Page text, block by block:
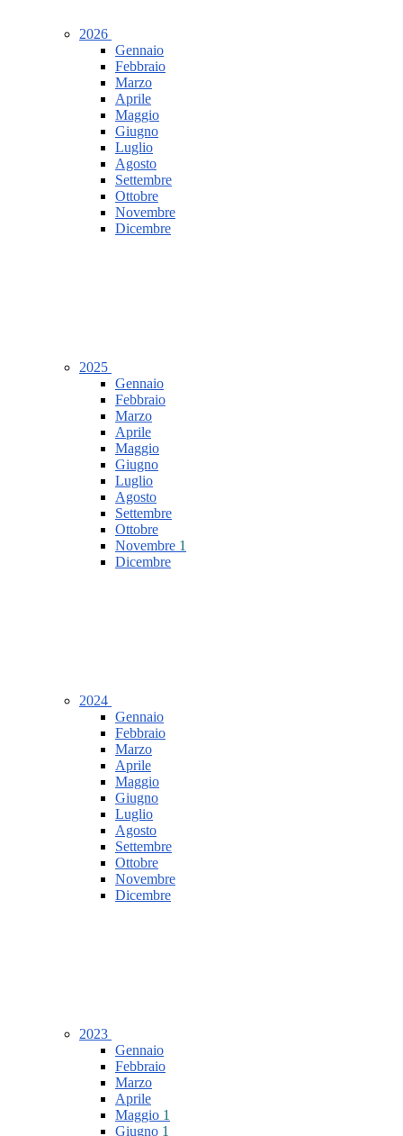
2026
Gennaio
Febbraio
Marzo
Aprile
Maggio
Giugno
Luglio
Agosto
Settembre
Ottobre
Novembre
Dicembre
2025
Gennaio
Febbraio
Marzo
Aprile
Maggio
Giugno
Luglio
Agosto
Settembre
Ottobre
Novembre 1
Dicembre
2024
Gennaio
Febbraio
Marzo
Aprile
Maggio
Giugno
Luglio
Agosto
Settembre
Ottobre
Novembre
Dicembre
2023
Gennaio
Febbraio
Marzo
Aprile
Maggio 1
Giugno 1